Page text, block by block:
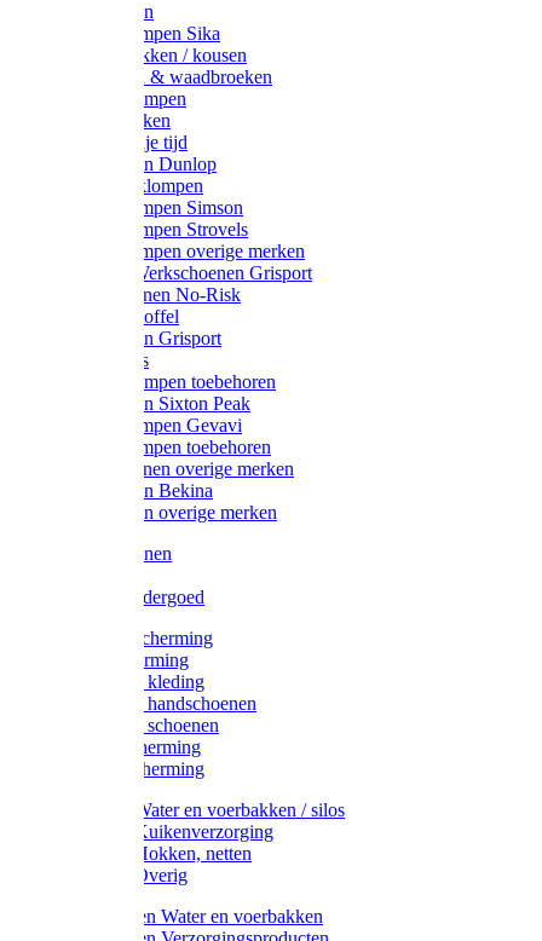
Werksokken
Schoenklompen Sika
Thermo sokken / kousen
Lieslaarzen & waadbroeken
Houten klompen
Wandelsokken
Laarzen vrije tijd
Werklaarzen Dunlop
Kunststof klompen
Schoenklompen Simson
Schoenklompen Strovels
Schoenklompen overige merken
Wandel-/ Werkschoenen Grisport
Werkschoenen No-Risk
Klomppantoffel
Werklaarzen Grisport
Accessoires
Houten klompen toebehoren
Werklaarzen Sixton Peak
Schoenklompen Gevavi
Schoenklompen toebehoren
Werkschoenen overige merken
Werklaarzen Bekina
Werklaarzen overige merken
Handschoenen
Thermo ondergoed
Gehoorbescherming
Oogbescherming
Disposable kleding
Disposable handschoenen
Disposable schoenen
Mondbescherming
Hoofdbescherming
Pluimvee Water en voerbakken / silos
Pluimvee Kuikenverzorging
Pluimvee Hokken, netten
Pluimvee Overig
Knaagdieren Water en voerbakken